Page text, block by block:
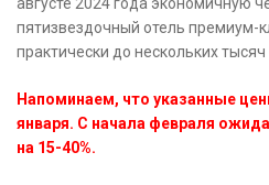
пятизвездочный отель премиум-
практически до нескольких тысяч
Напоминаем, что указанные
января. С начала февраля
на 15-40%.